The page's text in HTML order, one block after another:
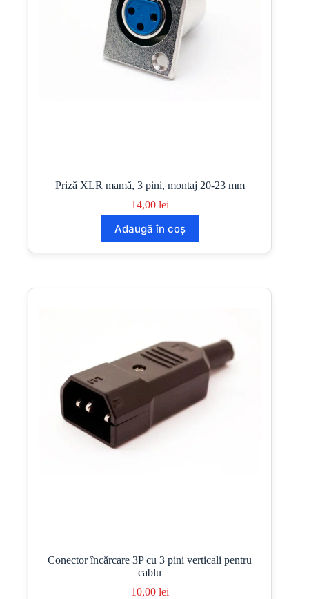
Priză XLR mamă, 3 pini, montaj 20-23 mm
14,00 lei
Adaugă în coș
Conector încărcare 3P cu 3 pini verticali pentru
cablu
10,00 lei